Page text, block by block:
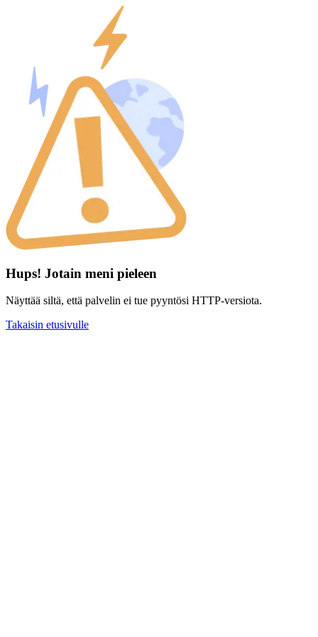
Hups! Jotain meni pieleen
Näyttää siltä, että palvelin ei tue pyyntösi HTTP-versiota.
Takaisin etusivulle